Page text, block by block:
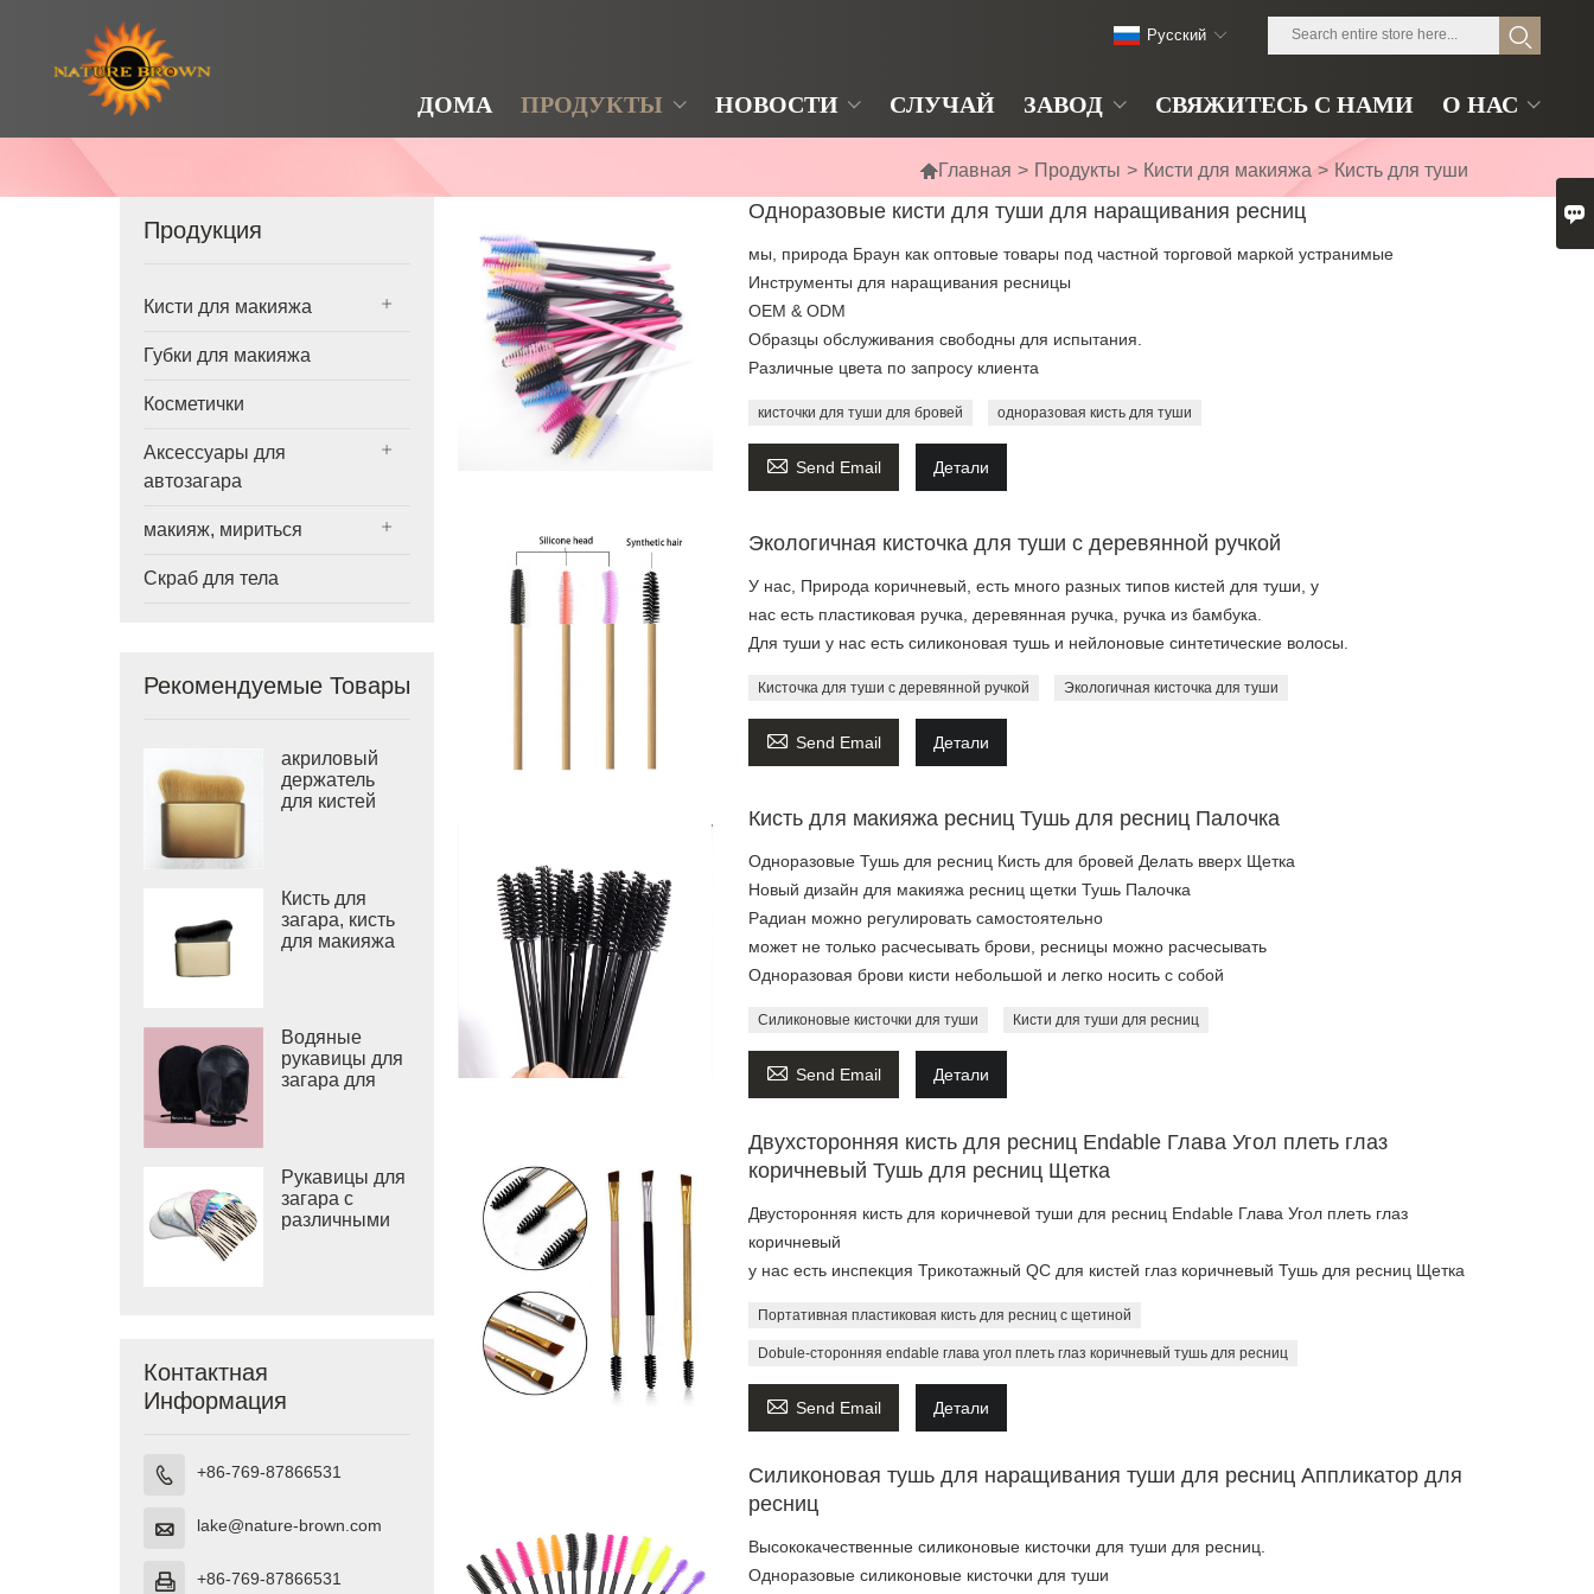
ДОМА ПРОДУКТЫ НОВОСТИ СЛУЧАЙ ЗАВОД СВЯЖИТЕСЬ С НАМИ О НАС
Pусский
Главная > Продукты > Кисти для макияжа > Кисть для туши
Продукция
Кисти для макияжа
Губки для макияжа
Косметички
Аксессуары для
автозагара
макияж, мириться
Скраб для тела
Рекомендуемые Товары
акриловый
держатель
для кистей
Кисть для
загара, кисть
для макияжа
Водяные
рукавицы для
загара для
для загара
Рукавицы для
загара с
различными
Контактная
Информация
 +86-769-87866531
 lake@nature-brown.com
 +86-769-87866531
Одноразовые кисти для туши для наращивания ресниц
мы, природа Браун как оптовые товары под частной торговой маркой устранимые
Инструменты для наращивания ресницы
OEM & ODM
Образцы обслуживания свободны для испытания.
Различные цвета по запросу клиента
кисточки для туши для бровей одноразовая кисть для туши
 Send Email Детали
Экологичная кисточка для туши с деревянной ручкой
У нас, Природа коричневый, есть много разных типов кистей для туши, у
нас есть пластиковая ручка, деревянная ручка, ручка из бамбука.
Для туши у нас есть силиконовая тушь и нейлоновые синтетические волосы.
Кисточка для туши с деревянной ручкой Экологичная кисточка для туши
 Send Email Детали
Кисть для макияжа ресниц Тушь для ресниц Палочка
Одноразовые Тушь для ресниц Кисть для бровей Делать вверх Щетка
Новый дизайн для макияжа ресниц щетки Тушь Палочка
Радиан можно регулировать самостоятельно
может не только расчесывать брови, ресницы можно расчесывать
Одноразовая брови кисти небольшой и легко носить с собой
Силиконовые кисточки для туши Кисти для туши для ресниц
 Send Email Детали
Двухсторонняя кисть для ресниц Endable Глава Угол плеть глаз
коричневый Тушь для ресниц Щетка
Двусторонняя кисть для коричневой туши для ресниц Endable Глава Угол плеть глаз
коричневый
у нас есть инспекция Трикотажный QC для кистей глаз коричневый Тушь для ресниц Щетка
Портативная пластиковая кисть для ресниц с щетиной
Dobule-сторонняя endable глава угол плеть глаз коричневый тушь для ресниц
 Send Email Детали
Силиконовая тушь для наращивания туши для ресниц Аппликатор для
ресниц
Высококачественные силиконовые кисточки для туши для ресниц.
Одноразовые силиконовые кисточки для туши
